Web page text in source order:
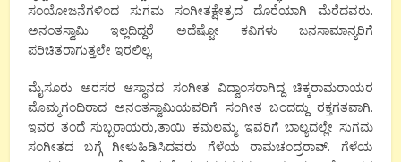
ಸಂಯೋಜನೆಗಳಿಂದ ಸುಗಮ ಸಂಗೀತಕ್ಷೇತ್ರದ ದೊರೆಯಾಗಿ ಮೆರೆದವರು.
ಅನಂತಸ್ವಾಮಿ ಇಲ್ಲದಿದ್ದರೆ ಅದೆಷ್ಟೋ ಕವಿಗಳು ಜನಸಾಮಾನ್ಯರಿಗೆ
ಪರಿಚಿತರಾಗುತ್ತಲೇ ಇರಲಿಲ್ಲ.
ಮೈಸೂರು ಅರಸರ ಆಸ್ಥಾನದ ಸಂಗೀತ ವಿದ್ವಾಂಸರಾಗಿದ್ದ ಚಿಕ್ಕರಾಮರಾಯರ
ಮೊಮ್ಮಗಂದಿರಾದ ಅನಂತಸ್ವಾಮಿಯವರಿಗೆ ಸಂಗೀತ ಬಂದದ್ದು ರಕ್ತಗತವಾಗಿ.
ಇವರ ತಂದೆ ಸುಬ್ಬರಾಯರು,ತಾಯಿ ಕಮಲಮ್ಮ. ಇವರಿಗೆ ಬಾಲ್ಯದಲ್ಲೇ ಸುಗಮ
ಸಂಗೀತದ ಬಗ್ಗೆ ಗೀಳುಹಿಡಿಸಿದವರು ಗೆಳೆಯ ರಾಮಚಂದ್ರರಾವ್‌. ಗೆಳೆಯ